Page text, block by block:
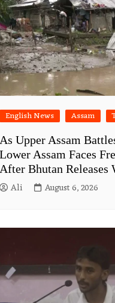
English News Assam
Upper Assam
Assam Faces
Bhutan Releases
Ali August 6, 2026